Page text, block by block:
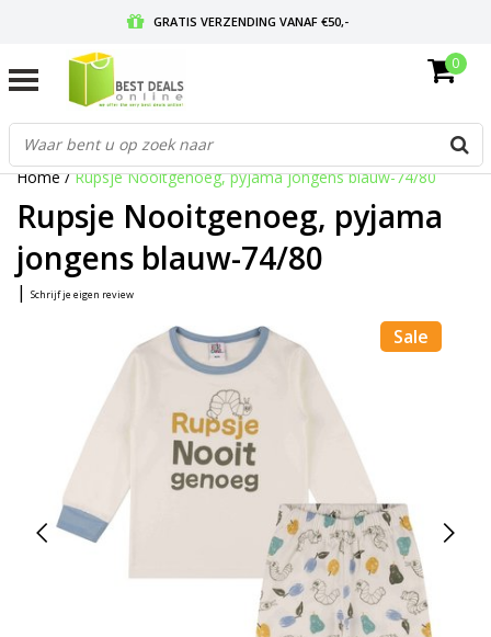
GRATIS VERZENDING VANAF €50,-
GRATIS RETOURNEREN EN 30 DAGEN BEDENKTIJD
0
Home/Rupsje Nooitgenoeg, pyjama jongens blauw-74/80
Rupsje Nooitgenoeg, pyjama
jongens blauw-74/80
| Schrijf je eigen review
Sale